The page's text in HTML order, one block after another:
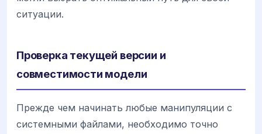
ситуации.
Проверка текущей версии и
совместимости модели
Прежде чем начинать любые манипуляции с
системными файлами, необходимо точно